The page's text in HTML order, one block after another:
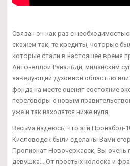
Связан он как раз с
скажем так, те кредиты, которые
которые стали в настоящее время
Антонеллой Ранальди, миланским
заведующий духовной областью
фонда на месте оценят состояние
переговоры с новым
уже и так находятся ниже нуля.
Весьма надеюсь, что эти Пронабол-
Кисловодск были сделаны Вами
Пропионат Новочеркасск, Вы очень
девушка... От простых колоска и